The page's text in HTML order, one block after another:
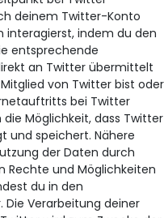
deinem Twitter-Konto
interagierst, indem du den
entsprechende
an Twitter übermittelt
von Twitter bist oder
bei Twitter
Möglichkeit, dass Twitter
und speichert. Nähere
der Daten durch
Rechte und Möglichkeiten
du in den
Verarbeitung deiner